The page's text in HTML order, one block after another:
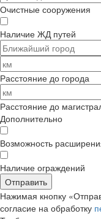
Очистные сооружения
Наличие ЖД путей
Расстояние до города
Расстояние до
Дополнительно
Возможность
Наличие ограждений
Отправить
Нажимая кнопку
согласие на обработку